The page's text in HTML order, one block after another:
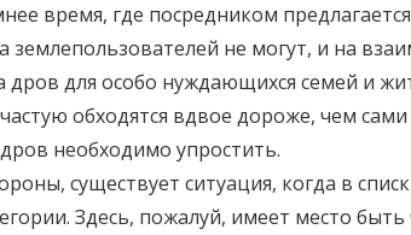
время, где посредником
землепользователей не могут, и на
дров для особо нуждающихся семей и
обходятся вдвое дороже, чем
необходимо упростить.
существует ситуация, когда в
Здесь, пожалуй, имеет место